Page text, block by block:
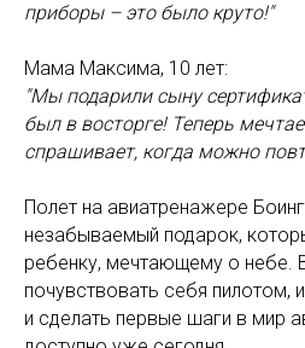
приборы – это было круто!"
Мама Максима, 10 лет:
"Мы подарили сыну
был в восторге! Теперь
спрашивает, когда можно
Полет на авиатренажере
незабываемый подарок,
ребенку, мечтающему о небе.
почувствовать себя пилотом,
и сделать первые шаги в мир